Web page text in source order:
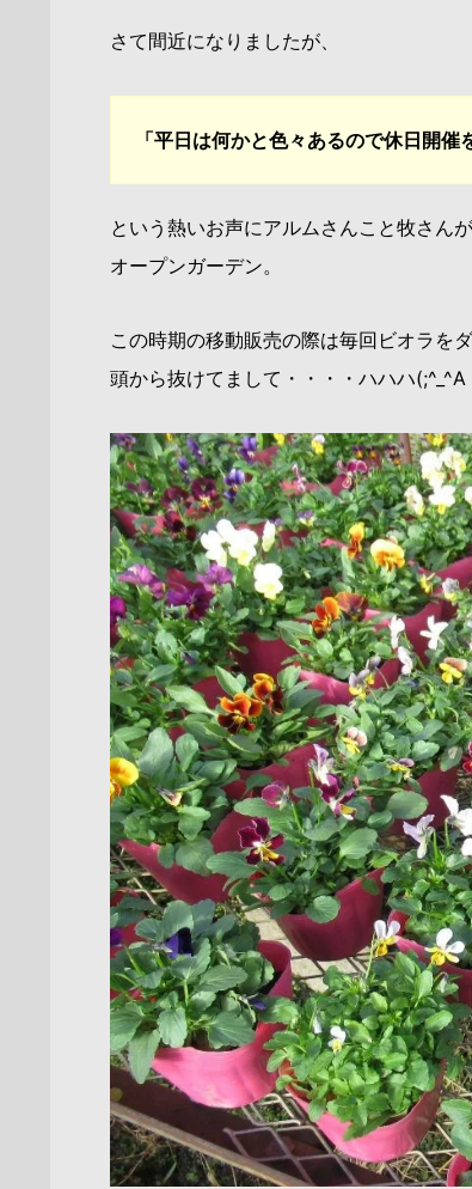
さて間近になりましたが、
「平日は何かと色々あるので休日開催
という熱いお声にアルムさんこと牧さん
オープンガーデン。
この時期の移動販売の際は毎回ビオラを
頭から抜けてまして・・・・ハハハ(;^_^A